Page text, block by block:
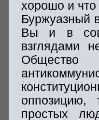
хорошо и
Буржуазный
Вы и в
взглядами
Общество
оппозицию,
простых